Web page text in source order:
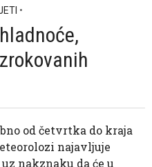
•
od četvrtka do kraja
najavljuje
nakznaku da će u